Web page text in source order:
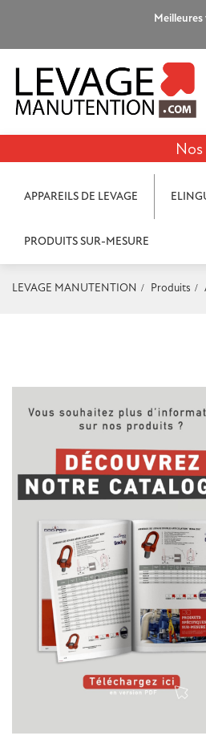
APPAREILS DE LEVAGE
PRODUITS SUR-MESURE
LEVAGE MANUTENTION Produits